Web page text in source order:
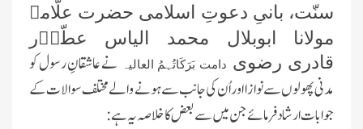
سنّت، بانیِ دعوتِ اسلامی حضرت علّامہ
مولانا ابوبلال محمد الیاس عطّاؔر
قادری رضوی دامت بَرَکَاتُہمُ العالیہ نے عاشقانِ رسول کو
مدنی پھولوں سے نوازا اور اُن کی جانب سے ہونے والے مختلف سوالات کے
جوابات ارشاد فرمائے جن میں سے بعض کا خلاصہ یہ ہے: